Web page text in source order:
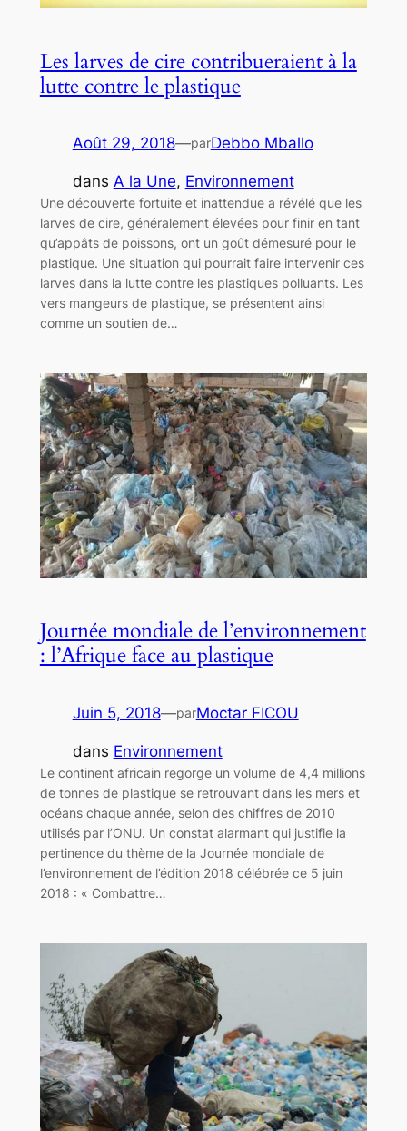
Les larves de cire contribueraient à la
lutte contre le plastique
Août 29, 2018—parDebbo Mballo
dans A la Une, Environnement
Une découverte fortuite et inattendue a révélé que les
larves de cire, généralement élevées pour finir en tant
qu’appâts de poissons, ont un goût démesuré pour le
plastique. Une situation qui pourrait faire intervenir ces
larves dans la lutte contre les plastiques polluants. Les
vers mangeurs de plastique, se présentent ainsi
comme un soutien de…
Journée mondiale de l’environnement
: l’Afrique face au plastique
Juin 5, 2018—parMoctar FICOU
dans Environnement
Le continent africain regorge un volume de 4,4 millions
de tonnes de plastique se retrouvant dans les mers et
océans chaque année, selon des chiffres de 2010
utilisés par l’ONU. Un constat alarmant qui justifie la
pertinence du thème de la Journée mondiale de
l’environnement de l’édition 2018 célébrée ce 5 juin
2018 : « Combattre…